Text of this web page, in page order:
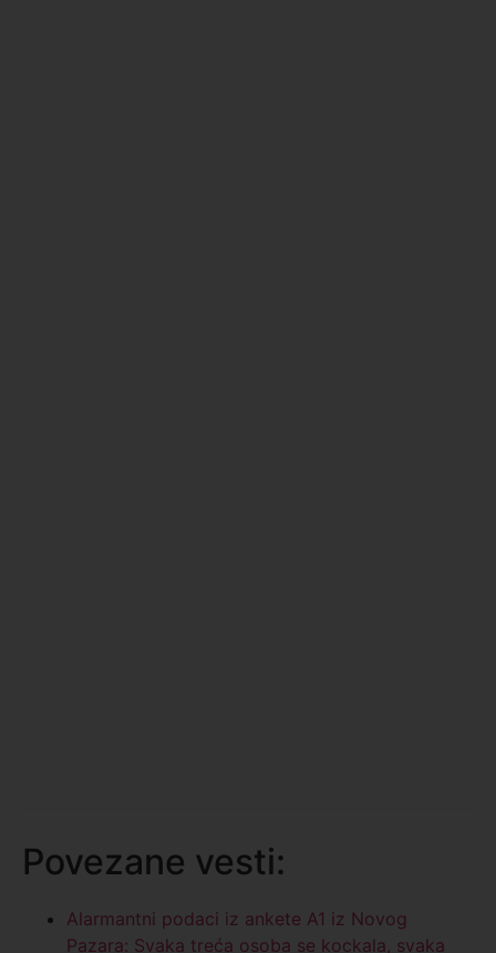
Povezane vesti:
Alarmantni podaci iz ankete A1 iz Novog
Pazara: Svaka treća osoba se kockala, svaka